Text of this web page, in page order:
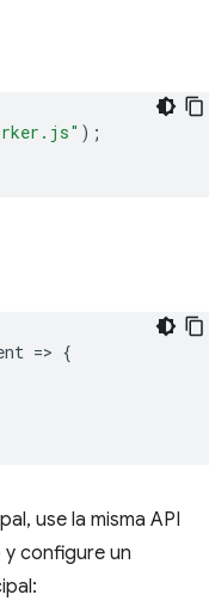
);
=> {
use la misma API
configure un